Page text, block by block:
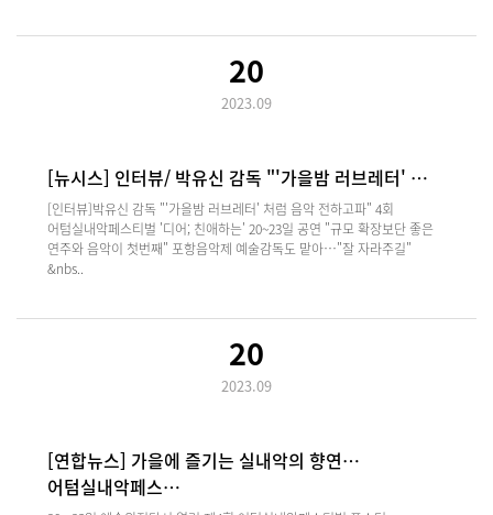
20
2023.09
[뉴시스] 인터뷰/ 박유신 감독 "'가을밤 러브레터' …
[인터뷰]박유신 감독 "'가을밤 러브레터' 처럼 음악 전하고파" 4회
어텀실내악페스티벌 '디어; 친애하는' 20~23일 공연 "규모 확장보단 좋은
연주와 음악이 첫번째" 포항음악제 예술감독도 맡아…"잘 자라주길"
&nbs..
20
2023.09
[연합뉴스] 가을에 즐기는 실내악의 향연…
어텀실내악페스…